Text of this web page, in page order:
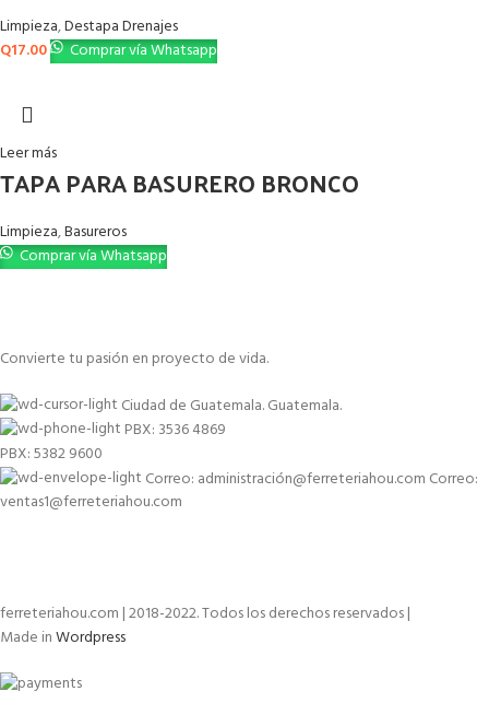
Limpieza,Destapa Drenajes
Q17.00 Comprar vía Whatsapp
Leer más
TAPA PARA BASURERO BRONCO
Limpieza,Basureros
Comprar vía Whatsapp
Convierte tu pasión en proyecto de vida.
Ciudad de Guatemala. Guatemala.
PBX: 3536 4869
PBX: 5382 9600
Correo: administración@ferreteriahou.com Correo:
ventas1@ferreteriahou.com
ferreteriahou.com | 2018-2022. Todos los derechos reservados |
Made inWordpress